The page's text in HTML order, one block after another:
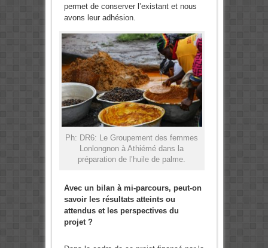
permet de conserver l’existant et nous
avons leur adhésion.
Ph: DR6: Le Groupement des femmes
Lonlongnon à Athiémé dans la
préparation de l’huile de palme.
Avec un bilan à mi-parcours, peut-on
savoir les résultats atteints ou
attendus et les perspectives du
projet ?